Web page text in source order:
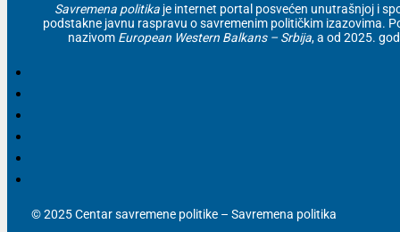
Savremena politika je internet portal posvećen unutrašnjoj i
podstakne javnu raspravu o savremenim političkim izazovima.
nazivom European Western Balkans – Srbija, a od 2025.
© 2025 Centar savremene politike – Savremena politika